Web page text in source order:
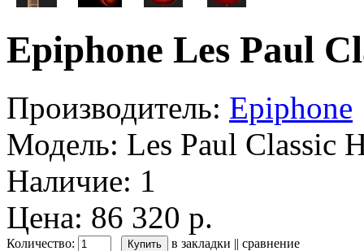
Epiphone Les Paul
Производитель: Epiphone
Модель: Les Paul Classic
Наличие: 1
Цена: 86 320 р.
Количество: в закладки || сравнение